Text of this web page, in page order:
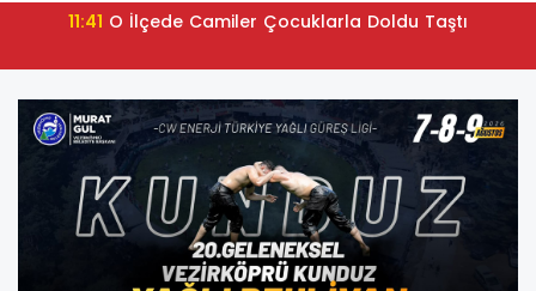
11:41 O İlçede Camiler Çocuklarla Doldu Taştı